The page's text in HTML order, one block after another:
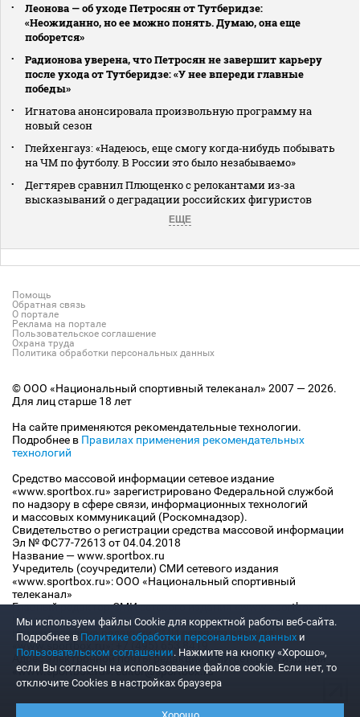
Леонова — об уходе Петросян от Тутберидзе:
«Неожиданно, но ее можно понять. Думаю, она еще
поборется»
Радионова уверена, что Петросян не завершит карьеру
после ухода от Тутберидзе: «У нее впереди главные
победы»
Игнатова анонсировала произвольную программу на
новый сезон
Глейхенгауз: «Надеюсь, еще смогу когда‑нибудь побывать
на ЧМ по футболу. В России это было незабываемо»
Дегтярев сравнил Плющенко с релокантами из‑за
высказываний о деградации российских фигуристов
ЕЩЕ
Помощь
Обратная связь
О портале
Реклама на портале
Пользовательское соглашение
Охрана труда
Политика обработки персональных данных
© ООО «Национальный спортивный телеканал» 2007 — 2026.
Для лиц старше 18 лет
На сайте применяются рекомендательные технологии.
Подробнее в Правилах применения рекомендательных
технологий
Средство массовой информации сетевое издание
«www.sportbox.ru» зарегистрировано Федеральной службой
по надзору в сфере связи, информационных технологий
и массовых коммуникаций (Роскомнадзор).
Свидетельство о регистрации средства массовой информации
Эл № ФС77-72613 от 04.04.2018
Название — www.sportbox.ru
Учредитель (соучредители) СМИ сетевого издания
«www.sportbox.ru»: ООО «Национальный спортивный
телеканал»
Главный редактор СМИ сетевого издания «www.sportbox.ru»:
Конов В.А.
Номер телефона редакции СМИ сетевого издания
«www.sportbox.ru»: +7 (495) 653 8419
Адрес электронной почты редакции СМИ сетевого издания
«www.sportbox.ru»: editor@sportbox.ru
Мы используем файлы Сookie для корректной работы веб-сайта.
Подробнее в Политике обработки персональных данных и
Пользовательском соглашении. Нажмите на кнопку «Хорошо»,
если Вы согласны на использование файлов cookie. Если нет, то
отключите Cookies в настройках браузера